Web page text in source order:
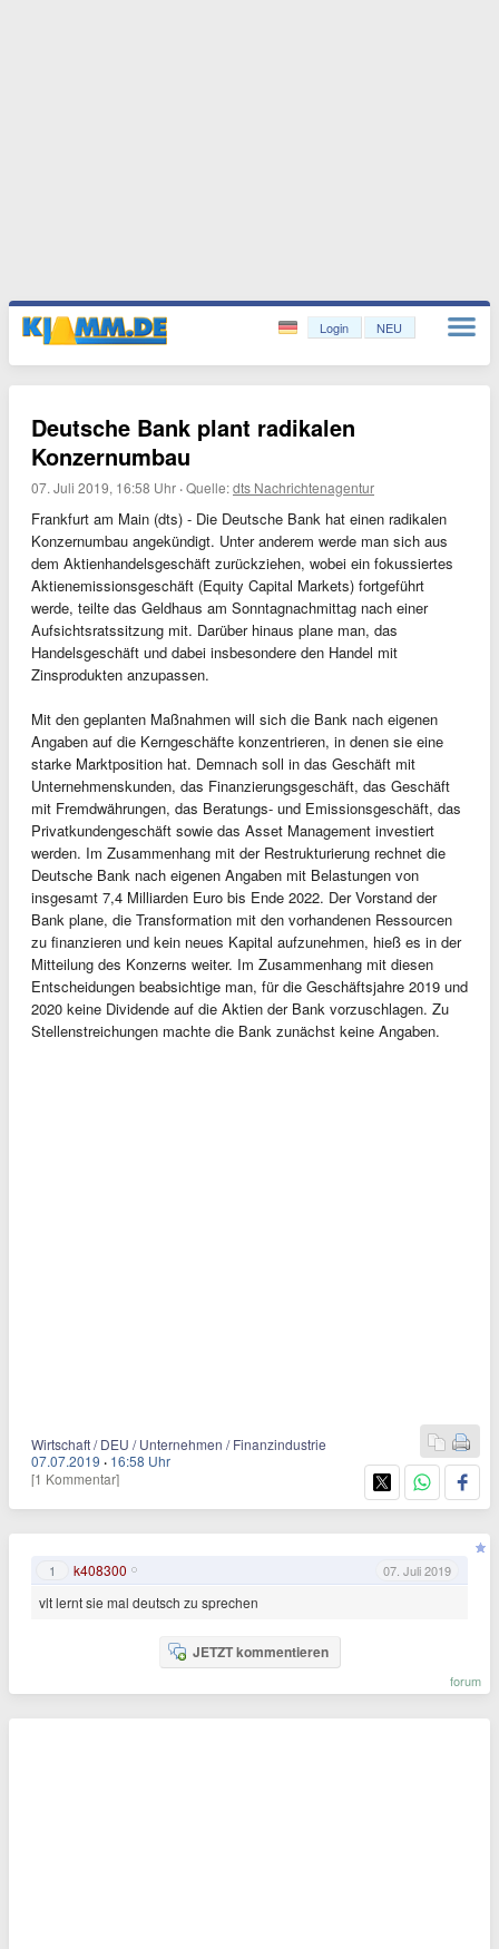
Login NEU
Deutsche Bank plant radikalen
Konzernumbau
07. Juli 2019, 16:58 Uhr ·Quelle:dts Nachrichtenagentur
Frankfurt am Main (dts) - Die Deutsche Bank hat einen radikalen
Konzernumbau angekündigt. Unter anderem werde man sich aus
dem Aktienhandelsgeschäft zurückziehen, wobei ein fokussiertes
Aktienemissionsgeschäft (Equity Capital Markets) fortgeführt
werde, teilte das Geldhaus am Sonntagnachmittag nach einer
Aufsichtsratssitzung mit. Darüber hinaus plane man, das
Handelsgeschäft und dabei insbesondere den Handel mit
Zinsprodukten anzupassen.
Mit den geplanten Maßnahmen will sich die Bank nach eigenen
Angaben auf die Kerngeschäfte konzentrieren, in denen sie eine
starke Marktposition hat. Demnach soll in das Geschäft mit
Unternehmenskunden, das Finanzierungsgeschäft, das Geschäft
mit Fremdwährungen, das Beratungs- und Emissionsgeschäft, das
Privatkundengeschäft sowie das Asset Management investiert
werden. Im Zusammenhang mit der Restrukturierung rechnet die
Deutsche Bank nach eigenen Angaben mit Belastungen von
insgesamt 7,4 Milliarden Euro bis Ende 2022. Der Vorstand der
Bank plane, die Transformation mit den vorhandenen Ressourcen
zu finanzieren und kein neues Kapital aufzunehmen, hieß es in der
Mitteilung des Konzerns weiter. Im Zusammenhang mit diesen
Entscheidungen beabsichtige man, für die Geschäftsjahre 2019 und
2020 keine Dividende auf die Aktien der Bank vorzuschlagen. Zu
Stellenstreichungen machte die Bank zunächst keine Angaben.
Wirtschaft / DEU / Unternehmen / Finanzindustrie
07.07.2019 · 16:58 Uhr
[1 Kommentar]
1 k408300 07. Juli 2019
vlt lernt sie mal deutsch zu sprechen
JETZT kommentieren
forum